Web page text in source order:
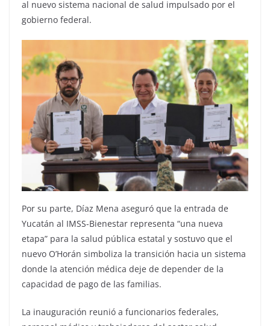
al nuevo sistema nacional de salud impulsado por el
gobierno federal.
Por su parte, Díaz Mena aseguró que la entrada de
Yucatán al IMSS-Bienestar representa “una nueva
etapa” para la salud pública estatal y sostuvo que el
nuevo O’Horán simboliza la transición hacia un sistema
donde la atención médica deje de depender de la
capacidad de pago de las familias.
La inauguración reunió a funcionarios federales,